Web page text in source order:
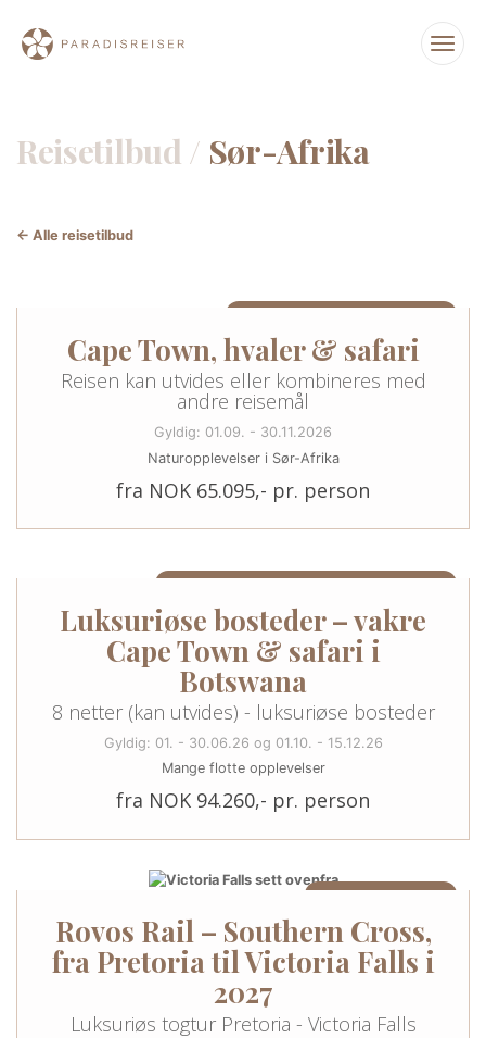
Reisetilbud / Sør-Afrika
← Alle reisetilbud
Cape Town, hvaler & safari
Reisen kan utvides eller kombineres med
andre reisemål
Gyldig: 01.09. - 30.11.2026
Naturopplevelser i Sør-Afrika
fra NOK 65.095,- pr. person
Luksuriøse bosteder – vakre
Cape Town & safari i
Botswana
8 netter (kan utvides) - luksuriøse bosteder
Gyldig: 01. - 30.06.26 og 01.10. - 15.12.26
Mange flotte opplevelser
fra NOK 94.260,- pr. person
14 NETTER / 15 DAGER
Rovos Rail – Southern Cross,
fra Pretoria til Victoria Falls i
2027
Luksuriøs togtur Pretoria - Victoria Falls